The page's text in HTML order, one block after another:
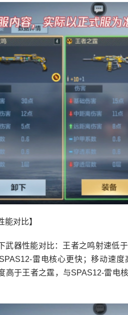
能对比】
武器性能对比：王者之鸣射速低
雷电核心更快；移动速
高于王者之霆，与SPAS12-雷电